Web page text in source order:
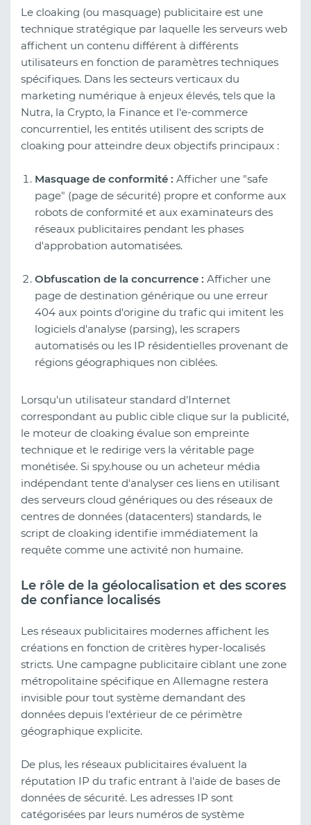
Le cloaking (ou masquage) publicitaire est une
technique stratégique par laquelle les serveurs web
affichent un contenu différent à différents
utilisateurs en fonction de paramètres techniques
spécifiques. Dans les secteurs verticaux du
marketing numérique à enjeux élevés, tels que la
Nutra, la Crypto, la Finance et l'e-commerce
concurrentiel, les entités utilisent des scripts de
cloaking pour atteindre deux objectifs principaux :
Masquage de conformité : Afficher une "safe
page" (page de sécurité) propre et conforme aux
robots de conformité et aux examinateurs des
réseaux publicitaires pendant les phases
d'approbation automatisées.
Obfuscation de la concurrence : Afficher une
page de destination générique ou une erreur
404 aux points d'origine du trafic qui imitent les
logiciels d'analyse (parsing), les scrapers
automatisés ou les IP résidentielles provenant de
régions géographiques non ciblées.
Lorsqu'un utilisateur standard d'Internet
correspondant au public cible clique sur la publicité,
le moteur de cloaking évalue son empreinte
technique et le redirige vers la véritable page
monétisée. Si spy.house ou un acheteur média
indépendant tente d'analyser ces liens en utilisant
des serveurs cloud génériques ou des réseaux de
centres de données (datacenters) standards, le
script de cloaking identifie immédiatement la
requête comme une activité non humaine.
Le rôle de la géolocalisation et des scores
de confiance localisés
Les réseaux publicitaires modernes affichent les
créations en fonction de critères hyper-localisés
stricts. Une campagne publicitaire ciblant une zone
métropolitaine spécifique en Allemagne restera
invisible pour tout système demandant des
données depuis l'extérieur de ce périmètre
géographique explicite.
De plus, les réseaux publicitaires évaluent la
réputation IP du trafic entrant à l'aide de bases de
données de sécurité. Les adresses IP sont
catégorisées par leurs numéros de système